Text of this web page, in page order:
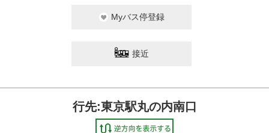
Myバス停登録
接近
行先:東京駅丸の内南口